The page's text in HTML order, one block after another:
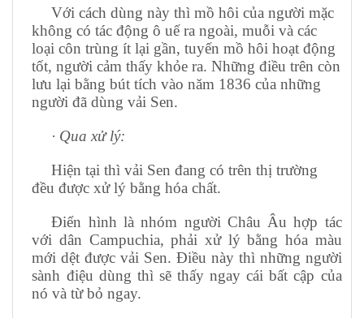
Với cách dùng này thì mồ hôi của người mặc
không có tác động ô uế ra ngoài, muỗi và các
loại côn trùng ít lại gần, tuyến mồ hôi hoạt động
tốt, người cảm thấy khỏe ra. Những điều trên còn
lưu lại bằng bút tích vào năm 1836 của những
người đã dùng vải Sen.
· Qua xử lý:
Hiện tại thì vải Sen đang có trên thị trường
đều được xử lý bằng hóa chất.
Điển hình là nhóm người Châu Âu hợp tác
với dân Campuchia, phải xử lý bằng hóa màu
mới dệt được vải Sen. Điều này thì những người
sành điệu dùng thì sẽ thấy ngay cái bất cập của
nó và từ bỏ ngay.